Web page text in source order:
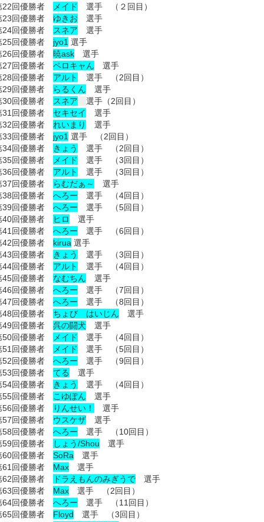
22回優勝者 メイド
選手 （２回目）
23回優勝者 ゆきお 選手
24回優勝者
スネア 選手
25回優勝者 jyo1 選手
26回優勝者 暁ask 選手
27回優勝者 ペロキャん 選手
28回優勝者 アルト
選手 （2回目）
29回優勝者
らるくん 選手
30回優勝者
スネア
選手（2回目）
31回優勝者 セキセイ
選手
32回優勝者 れいまり
選手
33回優勝者 jyo1 選手 （2回目）
34回優勝者
きょう
選手 （2回目）
35回優勝者
メイド
選手 （3回目）
36回優勝者 アルト
選手 （3回目）
37回優勝者
らむだぁ～
選手
38回優勝者 へろー 選手 （4回目）
39回優勝者 へろー 選手 （5回目）
40回優勝者
ヒロ
選手
41回優勝者 へろー 選手 （6回目）
42回優勝者 kirua 選手
43回優勝者
きょう
選手 （3回目）
44回優勝者 アルト
選手 （4回目）
45回優勝者 なむちん 選手
46回優勝者 へろー 選手 （7回目）
47回優勝者 へろー 選手 （8回目）
48回優勝者 ちょび はいじん 選手
49回優勝者 呉の闘犬 選手
50回優勝者
メイド
選手 （4回目）
51回優勝者
メイド
選手 （5回目）
52回優勝者 へろー 選手 （9回目）
53回優勝者 てる
選手
54回優勝者
きょう
選手 （4回目）
55回優勝者
こゆぽん 選手
56回優勝者
りんせい！
選手
57回優勝者 ウスケザ 選手
58回優勝者 へろー 選手 （10回目）
59回優勝者
しょう/Shou 選手
60回優勝者 SoRa 選手
61回優勝者 Max 選手
62回優勝者
ドラえもんのみぎうで 選手
63回優勝者 Max 選手 （2回目）
64回優勝者 へろー 選手 （11回目）
65回優勝者 Floyd 選手 （3回目）